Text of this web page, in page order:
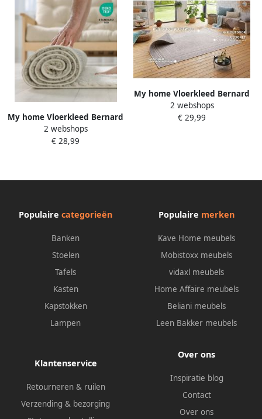
My home Vloerkleed Bernard
omkeerbaar tapijt ook als
loper robuust
buiten
2 webshops
€ 28,99
My home Vloerkleed Bernard
omkeerbaar tapijt ook als
loper robuust
2 webshops
€ 29,99
Populaire categorieën
Banken
Stoelen
Tafels
Kasten
Kapstokken
Lampen
Populaire merken
Kave Home meubels
Mobistoxx meubels
vidaxl meubels
Home Affaire meubels
Beliani meubels
Leen Bakker meubels
Klantenservice
Retourneren & ruilen
Verzending & bezorging
Over ons
Inspiratie blog
Contact
Over ons